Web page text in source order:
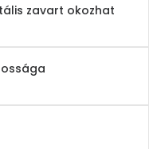
zavart okozhat